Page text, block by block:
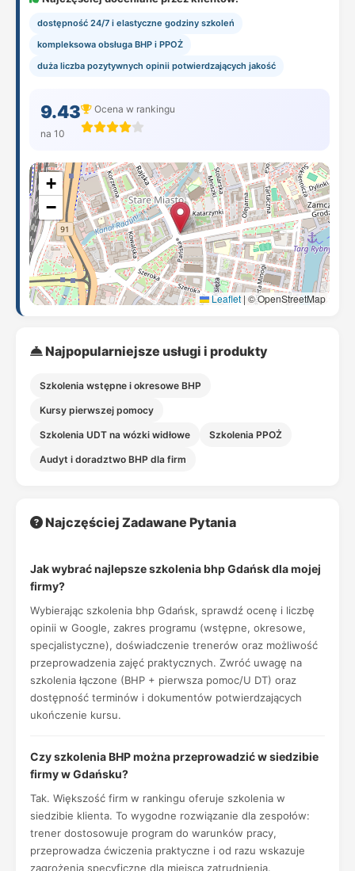
dostępność 24/7 i elastyczne godziny szkoleń
kompleksowa obsługa BHP i PPOŻ
duża liczba pozytywnych opinii potwierdzających jakość
9.43
na 10
Ocena w rankingu
+
−
Leaflet | © OpenStreetMap
Najpopularniejsze usługi i produkty
Szkolenia wstępne i okresowe BHP
Kursy pierwszej pomocy
Szkolenia UDT na wózki widłowe Szkolenia PPOŻ
Audyt i doradztwo BHP dla firm
Najczęściej Zadawane Pytania
Jak wybrać najlepsze szkolenia bhp Gdańsk dla mojej
firmy?
Wybierając szkolenia bhp Gdańsk, sprawdź ocenę i liczbę
opinii w Google, zakres programu (wstępne, okresowe,
specjalistyczne), doświadczenie trenerów oraz możliwość
przeprowadzenia zajęć praktycznych. Zwróć uwagę na
szkolenia łączone (BHP + pierwsza pomoc/U DT) oraz
dostępność terminów i dokumentów potwierdzających
ukończenie kursu.
Czy szkolenia BHP można przeprowadzić w siedzibie
firmy w Gdańsku?
Tak. Większość firm w rankingu oferuje szkolenia w
siedzibie klienta. To wygodne rozwiązanie dla zespołów:
trener dostosowuje program do warunków pracy,
przeprowadza ćwiczenia praktyczne i od razu wskazuje
zagrożenia specyficzne dla miejsca zatrudnienia.